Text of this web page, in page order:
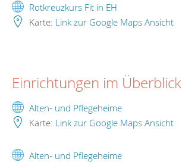
Rotkreuzkurs Fit in EH
Karte: Link zur Google Maps Ansicht
Einrichtungen im Überblick
Alten- und Pflegeheime
Karte: Link zur Google Maps Ansicht
Alten- und Pflegeheime